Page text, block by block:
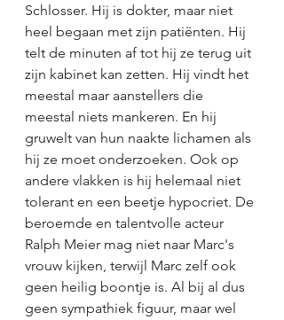
Schlosser. Hij is dokter, maar niet
heel begaan met zijn patiënten. Hij
telt de minuten af tot hij ze terug uit
zijn kabinet kan zetten. Hij vindt het
meestal maar aanstellers die
meestal niets mankeren. En hij
gruwelt van hun naakte lichamen als
hij ze moet onderzoeken. Ook op
andere vlakken is hij helemaal niet
tolerant en een beetje hypocriet. De
beroemde en talentvolle acteur
Ralph Meier mag niet naar Marc's
vrouw kijken, terwijl Marc zelf ook
geen heilig boontje is. Al bij al dus
geen sympathiek figuur, maar wel